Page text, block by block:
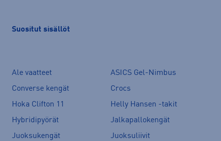
Suositut sisällöt
Ale vaatteet
ASICS Gel-Nimbus
Converse kengät
Crocs
Hoka Clifton 11
Helly Hansen -takit
Hybridipyörät
Jalkapallokengät
Juoksukengät
Juoksuliivit